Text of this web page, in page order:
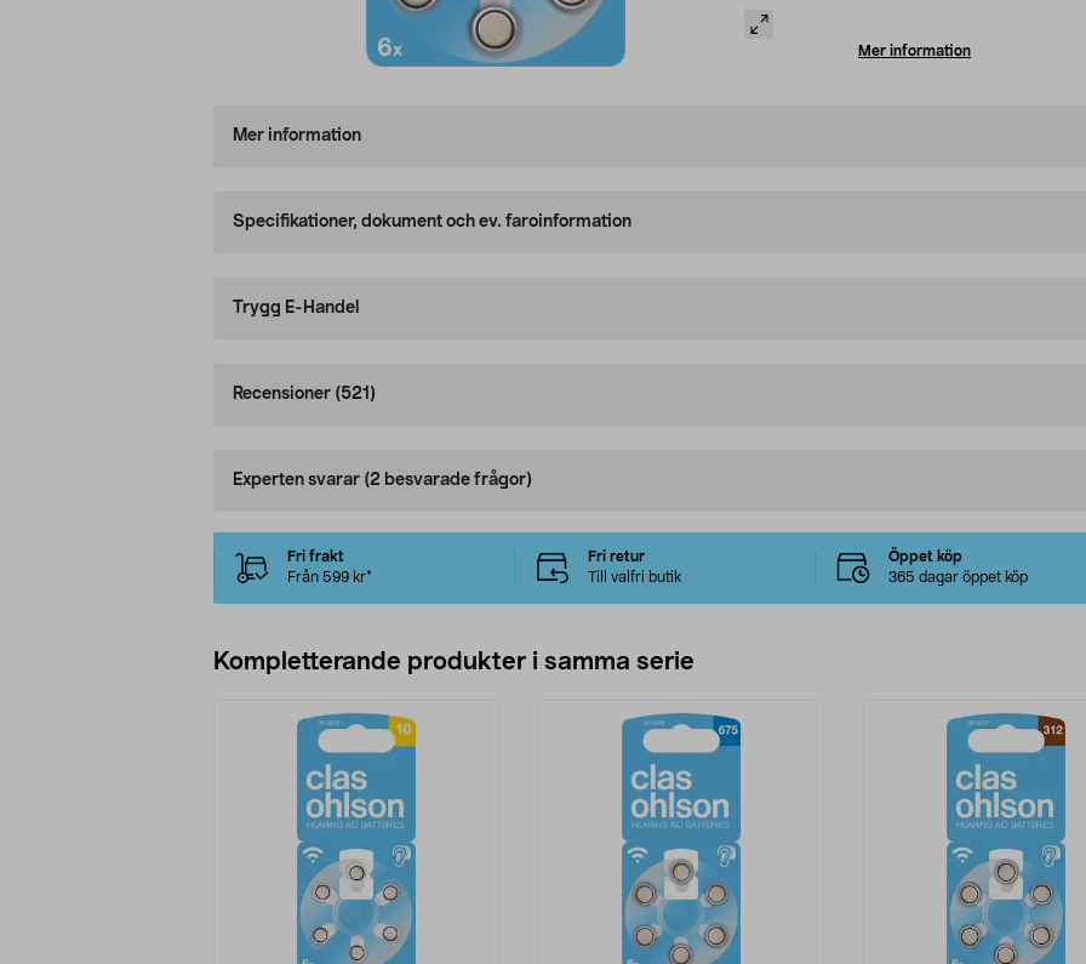
Mer information
Mer information
Specifikationer, dokument och ev. faroinformation
Trygg E-Handel
Recensioner (521)
Experten svarar (2 besvarade frågor)
Fri frakt
Från 599 kr*
Fri retur
Till valfri butik
Öppet köp
365 dagar öppet köp
Kompletterande produkter i samma serie